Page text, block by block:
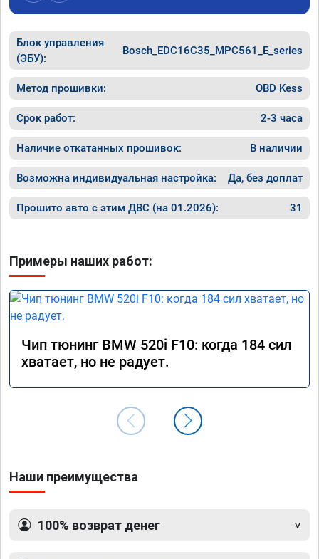
Блок управления
(ЭБУ):
Bosch_EDC16C35_MPC561_E_series
Метод прошивки: OBD Kess
Срок работ: 2-3 часа
Наличие откатанных прошивок: В наличии
Возможна индивидуальная настройка: Да, без доплат
Прошито авто с этим ДВС (на 01.2026): 31
Примеры наших работ:
Чип тюнинг BMW 520i F10: когда 184 сил
хватает, но не радует.
Наши преимущества
100% возврат денег